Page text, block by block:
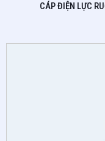
CÁP ĐIỆN LỰC